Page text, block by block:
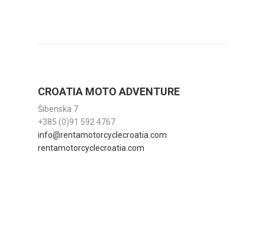
CROATIA MOTO ADVENTURE
Šibenska 7
+385 (0)91 592 4767
info@rentamotorcyclecroatia.com
rentamotorcyclecroatia.com